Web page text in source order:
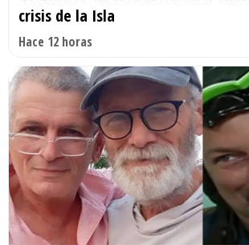
crisis de la Isla
Hace 12 horas